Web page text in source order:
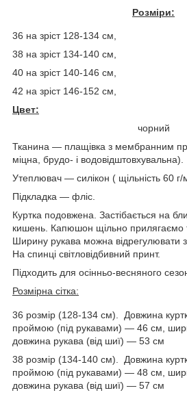
Розміри:
36 на зріст 128-134 см,
38 на зріст 134-140 см,
40 на зріст 140-146 см,
42 на зріст 146-152 см,
Цвет:
чорний
Тканина — плащівка з мембранним
міцна, брудо- і водовідштовхувальна).
Утеплювач — силікон ( щільність 60 г/
Підкладка — фліс.
Куртка подовжена. Застібається на
кишень. Капюшон щільно прилягаємо
Ширину рукава можна відрегулювати
На спинці світловідбивний принт.
Підходить для осінньо-весняного
Розмірна сітка:
36 розмір (128-134 см). Довжина
проймою (під рукавами) — 46 см,
довжина рукава (від шиї) — 53 см
38 розмір (134-140 см). Довжина
проймою (під рукавами) — 48 см,
довжина рукава (від шиї) — 57 см